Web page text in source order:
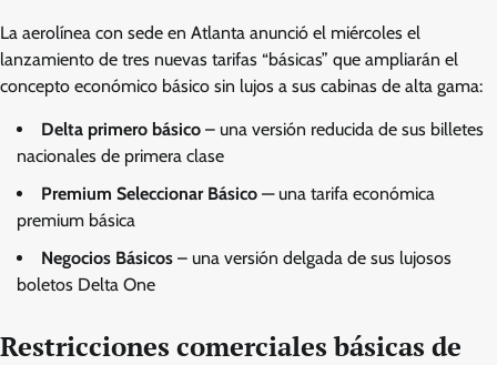
La aerolínea con sede en Atlanta anunció el miércoles el
lanzamiento de tres nuevas tarifas “básicas” que ampliarán el
concepto económico básico sin lujos a sus cabinas de alta gama:
Delta primero básico – una versión reducida de sus billetes
nacionales de primera clase
Premium Seleccionar Básico — una tarifa económica
premium básica
Negocios Básicos – una versión delgada de sus lujosos
boletos Delta One
Restricciones comerciales básicas de